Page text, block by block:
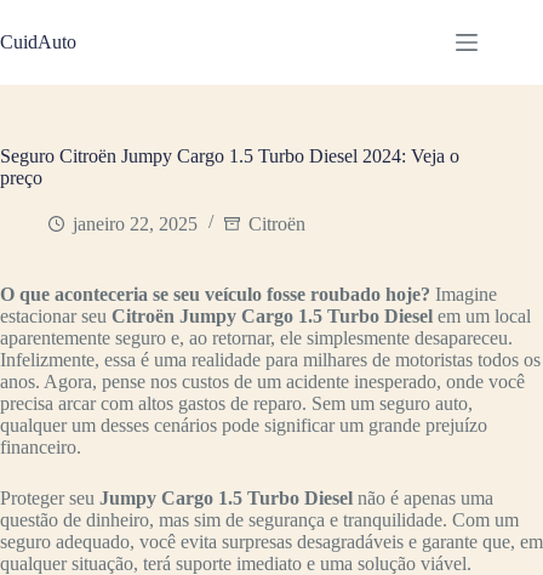
para
o
CuidAuto
Seguro Citroën Jumpy Cargo 1.5 Turbo Diesel 2024: Veja o
preço
janeiro 22, 2025 Citroën
O que aconteceria se seu veículo fosse roubado hoje? Imagine
estacionar seu Citroën Jumpy Cargo 1.5 Turbo Diesel em um local
aparentemente seguro e, ao retornar, ele simplesmente desapareceu.
Infelizmente, essa é uma realidade para milhares de motoristas todos os
anos. Agora, pense nos custos de um acidente inesperado, onde você
precisa arcar com altos gastos de reparo. Sem um seguro auto,
qualquer um desses cenários pode significar um grande prejuízo
financeiro.
Proteger seu Jumpy Cargo 1.5 Turbo Diesel não é apenas uma
questão de dinheiro, mas sim de segurança e tranquilidade. Com um
seguro adequado, você evita surpresas desagradáveis e garante que, em
qualquer situação, terá suporte imediato e uma solução viável.